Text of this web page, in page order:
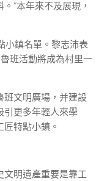
“本年來不及展現，
鎮名單。黎志沛表
班活動將成為村里一
文明廣場，并建設
引更多年輕人來學
特點小鎮。
文明遺產重要是靠工